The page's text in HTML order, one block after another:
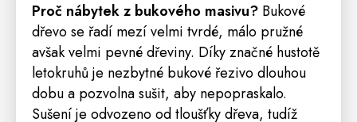
Proč nábytek z bukového masivu? Bukové
dřevo se řadí mezí velmi tvrdé, málo pružné
avšak velmi pevné dřeviny. Díky značné hustotě
letokruhů je nezbytné bukové řezivo dlouhou
dobu a pozvolna sušit, aby nepopraskalo.
Sušení je odvozeno od tloušťky dřeva, tudíž